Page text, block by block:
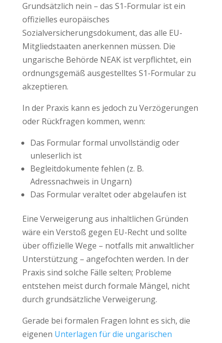
Grundsätzlich nein – das S1-Formular ist ein
offizielles europäisches
Sozialversicherungsdokument, das alle EU-
Mitgliedstaaten anerkennen müssen. Die
ungarische Behörde NEAK ist verpflichtet, ein
ordnungsgemäß ausgestelltes S1-Formular zu
akzeptieren.
In der Praxis kann es jedoch zu Verzögerungen
oder Rückfragen kommen, wenn:
Das Formular formal unvollständig oder
unleserlich ist
Begleitdokumente fehlen (z. B.
Adressnachweis in Ungarn)
Das Formular veraltet oder abgelaufen ist
Eine Verweigerung aus inhaltlichen Gründen
wäre ein Verstoß gegen EU-Recht und sollte
über offizielle Wege – notfalls mit anwaltlicher
Unterstützung – angefochten werden. In der
Praxis sind solche Fälle selten; Probleme
entstehen meist durch formale Mängel, nicht
durch grundsätzliche Verweigerung.
Gerade bei formalen Fragen lohnt es sich, die
eigenen Unterlagen für die ungarischen